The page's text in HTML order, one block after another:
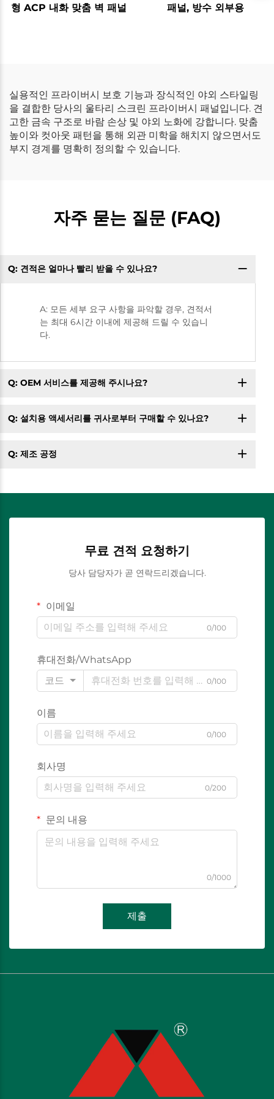
형 ACP 내화 맞춤 벽 패널 패널, 방수 외부용
실용적인 프라이버시 보호 기능과 장식적인 야외 스타일링
을 결합한 당사의 울타리 스크린 프라이버시 패널입니다. 견
고한 금속 구조로 바람 손상 및 야외 노화에 강합니다. 맞춤
높이와 컷아웃 패턴을 통해 외관 미학을 해치지 않으면서도
부지 경계를 명확히 정의할 수 있습니다.
자주 묻는 질문 (FAQ)
Q: 견적은 얼마나 빨리 받을 수 있나요?
A: 모든 세부 요구 사항을 파악할 경우, 견적서
는 최대 6시간 이내에 제공해 드릴 수 있습니
다.
Q: OEM 서비스를 제공해 주시나요?
Q: 설치용 액세서리를 귀사로부터 구매할 수 있나요?
Q: 제조 공정
무료 견적 요청하기
당사 담당자가 곧 연락드리겠습니다.
이메일
0/100
휴대전화/WhatsApp
코드
0/100
이름
0/100
회사명
0/200
문의 내용
0/1000
제출